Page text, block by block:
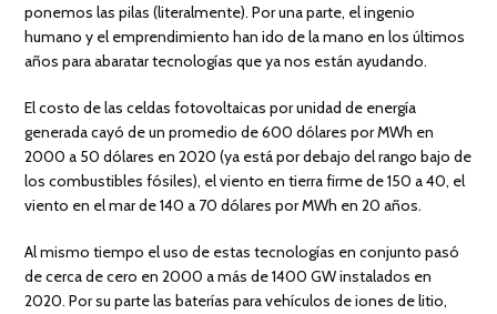
ponemos las pilas (literalmente). Por una parte, el ingenio
humano y el emprendimiento han ido de la mano en los últimos
años para abaratar tecnologías que ya nos están ayudando.
El costo de las celdas fotovoltaicas por unidad de energía
generada cayó de un promedio de 600 dólares por MWh en
2000 a 50 dólares en 2020 (ya está por debajo del rango bajo de
los combustibles fósiles), el viento en tierra firme de 150 a 40, el
viento en el mar de 140 a 70 dólares por MWh en 20 años.
Al mismo tiempo el uso de estas tecnologías en conjunto pasó
de cerca de cero en 2000 a más de 1400 GW instalados en
2020. Por su parte las baterías para vehículos de iones de litio,